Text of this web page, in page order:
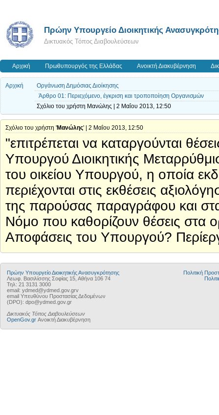
Πρώην Υπουργείο Διοικητικής
Δικτυακός Τόπος Διαβουλεύσεων
Αρχική Πρωθυπουργός της Ελλάδας Ανοικτή Διακυβέρνηση
Αρχική
Οργάνωση Δημόσιας Διοίκησης
Άρθρο 01: Περιεχόμενο, έγκριση και τροποποίηση Οργανισμών
Σχόλιο του χρήστη Μανώλης | 2 Μαΐου 2013, 12:50
Σχόλιο του χρήστη 'Μανώλης' | 2 Μαΐου 2013, 12:50
"επιτρέπεται να καταργούνται
Υπουργού Διοικητικής
του οικείου Υπουργού, η οποία
περιέχονται στις εκθέσεις
της παρούσας παραγράφου και
Nόμο που καθορίζουν θέσεις
Αποφάσεις του Υπουργού?
Πρώην Υπουργείο Διοικητικής Ανασυγκρότησης
Λεωφ. Βασιλίσσης Σοφίας 15, Αθήνα 106 74
Τηλ: 21 3131 3000
email: ydmed@ydmed.gov.grv
email Υπευθύνου Προστασίας Δεδομένων
(DPO): dpo@ydmed.gov.gr
Δικτυακός Τόπος Διαβουλεύσεων
OpenGov.gr Ανοικτή Διακυβέρνηση
Πολιτική